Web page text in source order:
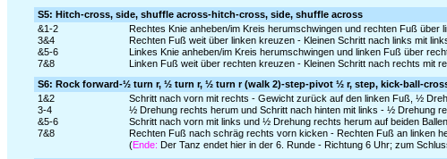
S5: Hitch-cross, side, shuffle across-hitch-cross, side, shuffle across
&1-2
Rechtes Knie anheben/im Kreis herumschwingen und rechten Fuß über
3&4
Rechten Fuß weit über linken kreuzen - Kleinen Schritt nach links mit
&5-6
Linkes Knie anheben/im Kreis herumschwingen und linken Fuß über
7&8
Linken Fuß weit über rechten kreuzen - Kleinen Schritt nach rechts mit
S6: Rock forward-½ turn r, ½ turn r, ½ turn r (walk 2)-step-pivot ½ r, step, kick-ball-
1&2
Schritt nach vorn mit rechts - Gewicht zurück auf den linken Fuß, ½
3-4
½ Drehung rechts herum und Schritt nach hinten mit links - ½ Drehung
&5-6
Schritt nach vorn mit links und ½ Drehung rechts herum auf beiden
7&8
Rechten Fuß nach schräg rechts vorn kicken - Rechten Fuß an linken
(Ende: Der Tanz endet hier in der 6. Runde - Richtung 6 Uhr; zum